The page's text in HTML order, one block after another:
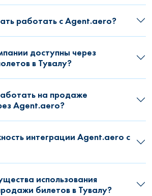
работать с Agent.aero?
доступны через
в Тувалу?
на продаже
Agent.aero?
интеграции Agent.aero с
использования
билетов в Тувалу?